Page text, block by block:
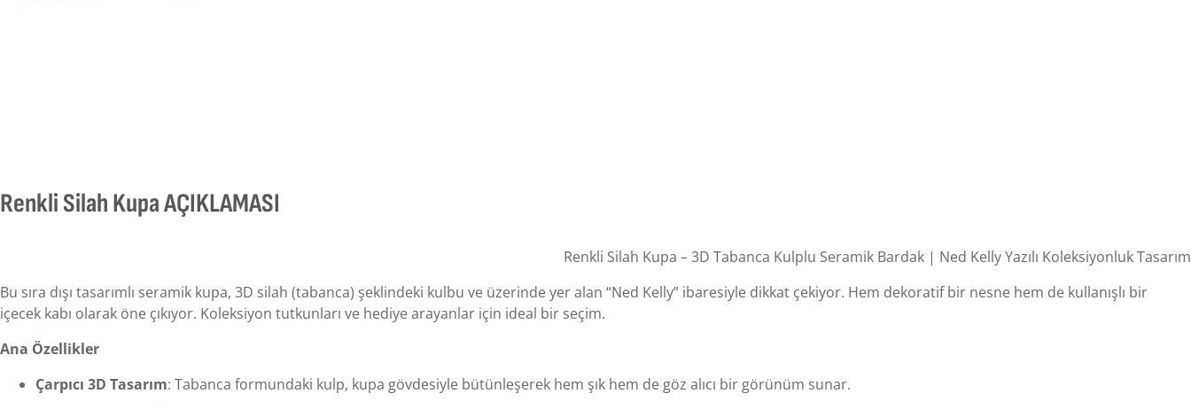
Renkli Silah Kupa AÇIKLAMASI
Renkli Silah Kupa – 3D Tabanca Kulplu Seramik Bardak | Ned Kelly Yazılı Koleksiyonluk Tasarım
Bu sıra dışı tasarımlı seramik kupa, 3D silah (tabanca) şeklindeki kulbu ve üzerinde yer alan “Ned Kelly” ibaresiyle dikkat çekiyor. Hem dekoratif bir nesne hem de kullanışlı bir
içecek kabı olarak öne çıkıyor. Koleksiyon tutkunları ve hediye arayanlar için ideal bir seçim.
Ana Özellikler
Çarpıcı 3D Tasarım: Tabanca formundaki kulp, kupa gövdesiyle bütünleşerek hem şık hem de göz alıcı bir görünüm sunar.